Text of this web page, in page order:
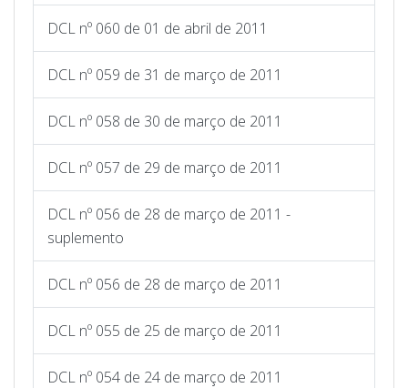
DCL nº 060 de 01 de abril de 2011
DCL nº 059 de 31 de março de 2011
DCL nº 058 de 30 de março de 2011
DCL nº 057 de 29 de março de 2011
DCL nº 056 de 28 de março de 2011 -
suplemento
DCL nº 056 de 28 de março de 2011
DCL nº 055 de 25 de março de 2011
DCL nº 054 de 24 de março de 2011